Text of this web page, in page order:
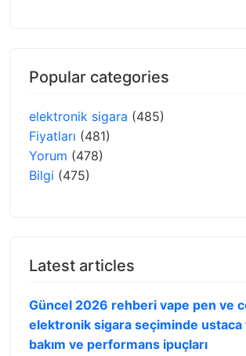
Popular categories
elektronik sigara (485)
Fiyatları (481)
Yorum (478)
Bilgi (475)
Latest articles
Güncel 2026 rehberi vape pen ve
elektronik sigara seçiminde ustaca
bakım ve performans ipuçları